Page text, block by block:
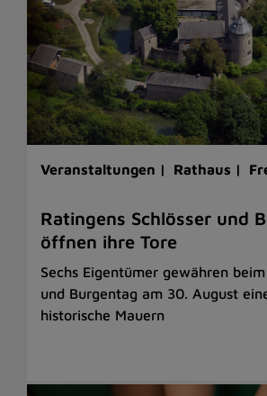
Veranstaltungen | Rathaus |
Ratingens Schlösser und
öffnen ihre Tore
Sechs Eigentümer gewähren
und Burgentag am 30. August
historische Mauern